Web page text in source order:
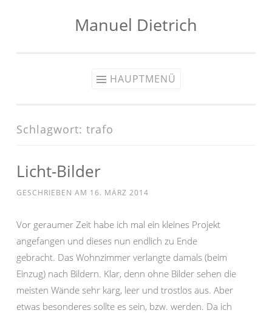
Manuel Dietrich
HAUPTMENÜ
Schlagwort: trafo
Licht-Bilder
GESCHRIEBEN AM 16. MÄRZ 2014
Vor geraumer Zeit habe ich mal ein kleines Projekt
angefangen und dieses nun endlich zu Ende
gebracht. Das Wohnzimmer verlangte damals (beim
Einzug) nach Bildern. Klar, denn ohne Bilder sehen die
meisten Wände sehr karg, leer und trostlos aus. Aber
etwas besonderes sollte es sein, bzw. werden. Da ich